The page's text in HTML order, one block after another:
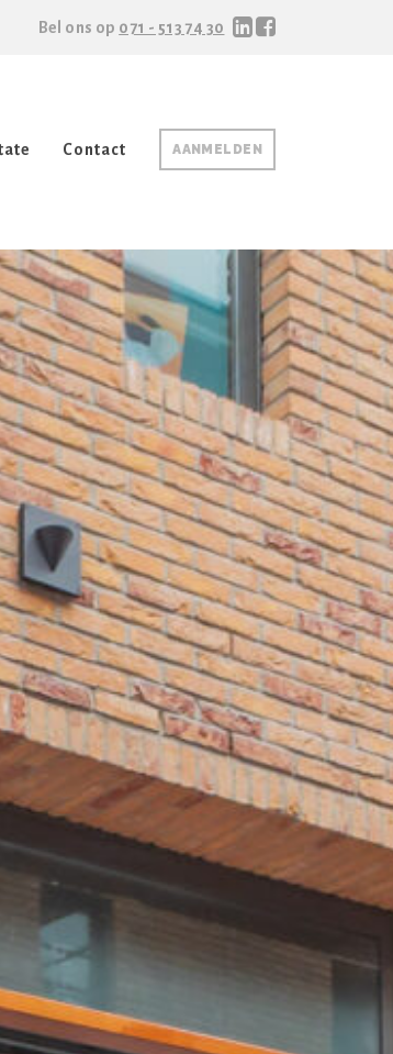
Bel ons op 071 - 513 74 30
AANMELDEN
Contact